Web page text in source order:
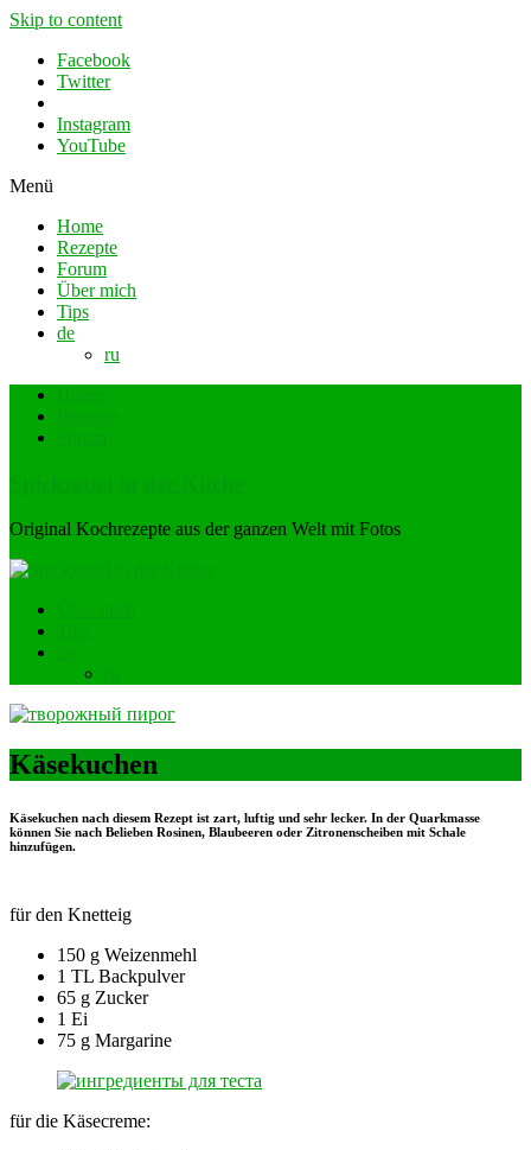
Skip to content
Facebook
Twitter
Instagram
YouTube
Menü
Home
Rezepte
Forum
Über mich
Tips
de
ru
Original Kochrezepte aus der ganzen Welt mit Fotos
Käsekuchen
Käsekuchen nach diesem Rezept ist zart, luftig und sehr lecker. In der Quarkmasse
können Sie nach Belieben Rosinen, Blaubeeren oder Zitronenscheiben mit Schale
hinzufügen.
für den Knetteig
150 g Weizenmehl
1 TL Backpulver
65 g Zucker
1 Ei
75 g Margarine
für die Käsecreme: